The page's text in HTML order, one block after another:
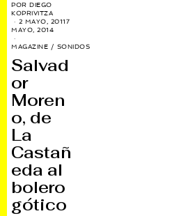
PORDIEGO
KOPRIVITZA
2 MAYO, 2011 7
MAYO, 2014
MAGAZINE / SONIDOS
Salvad
or
Moren
o, de
La
Castañ
eda al
bolero
gótico